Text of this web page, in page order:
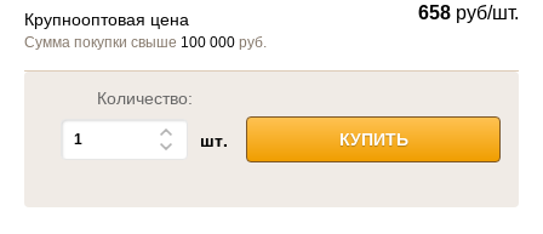
Крупнооптовая цена
Сумма покупки свыше 100 000 руб.
658 руб/шт.
Количество:
шт. КУПИТЬ